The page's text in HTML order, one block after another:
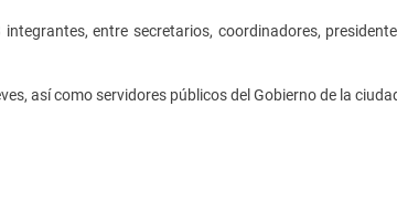
entre secretarios, coordinadores,
así como servidores públicos del Gobierno de la